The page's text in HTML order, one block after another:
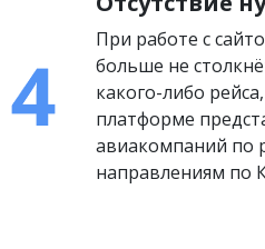
При работе с
больше не
какого-либо
платформе
авиакомпаний по
направлениям по